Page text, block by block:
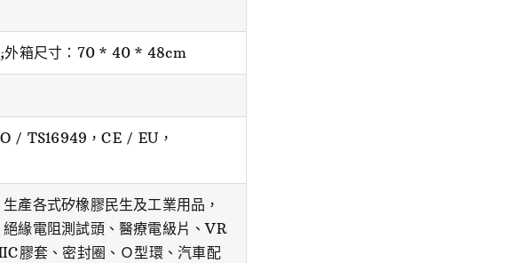
外箱尺寸：70 * 40 * 48cm
/ TS16949，CE / EU，
產各式矽橡膠民生及工業用品，
緣電阻測試頭、醫療電級片、VR
膠套、密封圈、Ｏ型環、汽車配